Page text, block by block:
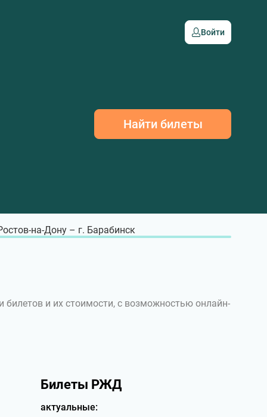
Войти
Найти билеты
на-Дону – г. Барабинск
билетов и их стоимости, с возможностью онлайн-
Билеты РЖД
актуальные: